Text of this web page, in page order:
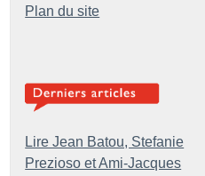
Plan du site
Lire Jean Batou, Stefanie
Prezioso et Ami-Jacques